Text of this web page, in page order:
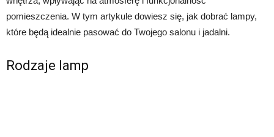
pomieszczenia. W tym artykule dowiesz się, jak dobrać lampy,
które będą idealnie pasować do Twojego salonu i jadalni.
Rodzaje lamp